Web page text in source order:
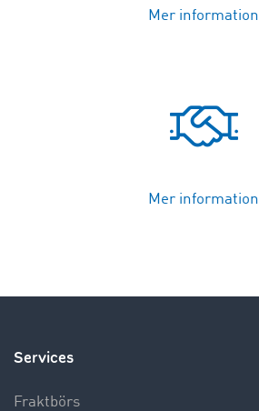
Mer information
Mer information
Services
Fraktbörs